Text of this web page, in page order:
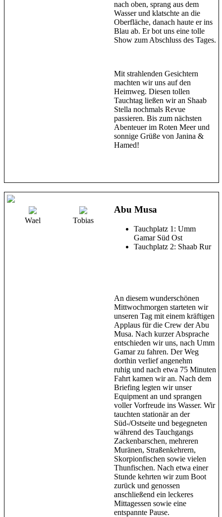
nach oben, sprang aus dem
Wasser und klatschte an die
Oberfläche, danach haute er ins
Blau ab. Er bot uns eine tolle
Show zum Abschluss des Tages.
Mit strahlenden Gesichtern
machten wir uns auf den
Heimweg. Diesen tollen
Tauchtag ließen wir an Shaab
Stella nochmals Revue
passieren. Bis zum nächsten
Abenteuer im Roten Meer und
sonnige Grüße von Janina &
Hamed!
Wael Tobias
Abu Musa
Tauchplatz 1: Umm
Gamar Süd Ost
Tauchplatz 2: Shaab Rur
An diesem wunderschönen
Mittwochmorgen starteten wir
unseren Tag mit einem kräftigen
Applaus für die Crew der Abu
Musa. Nach kurzer Absprache
entschieden wir uns, nach Umm
Gamar zu fahren. Der Weg
dorthin verlief angenehm
ruhig und nach etwa 75 Minuten
Fahrt kamen wir an. Nach dem
Briefing legten wir unser
Equipment an und sprangen
voller Vorfreude ins Wasser. Wir
tauchten stationär an der
Süd-/Ostseite und begegneten
während des Tauchgangs
Zackenbarschen, mehreren
Muränen, Straßenkehrern,
Skorpionfischen sowie vielen
Thunfischen. Nach etwa einer
Stunde kehrten wir zum Boot
zurück und genossen
anschließend ein leckeres
Mittagessen sowie eine
entspannte Pause.